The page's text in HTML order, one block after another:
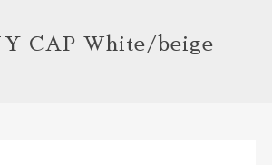
CAP White/beige